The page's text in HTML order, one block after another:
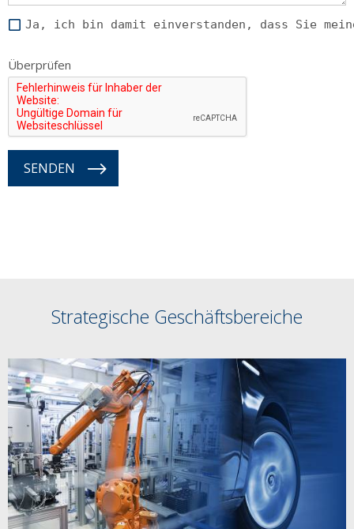
Ja, ich bin damit einverstanden, dass Sie
Überprüfen
SENDEN
Strategische Geschäftsbereiche